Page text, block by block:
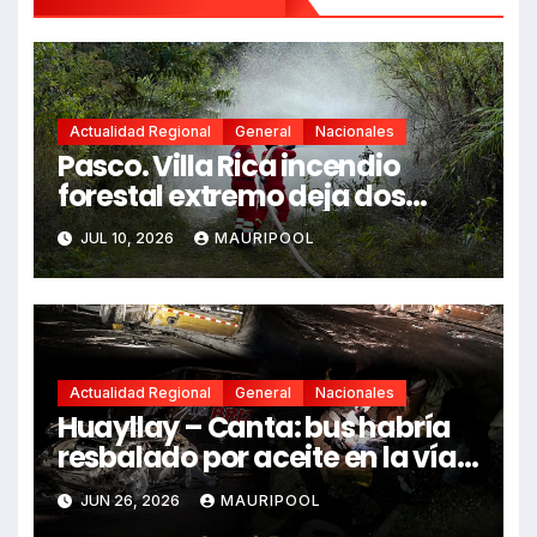
Actualidad Regional General Nacionales
Pasco. Villa Rica incendio
forestal extremo deja dos
fallecidos y heridos
JUL 10, 2026 MAURIPOOL
Actualidad Regional General Nacionales
Huayllay – Canta: bus habría
resbalado por aceite en la vía e
impactó auto siniestrado
dejando dos fallecidos
JUN 26, 2026 MAURIPOOL